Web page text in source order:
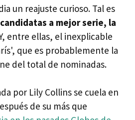
un reajuste curioso. Tal es
a mejor serie, la
entre ellas, el inexplicable
que es probablemente la
del total de nominadas.
por Lily Collins se cuela en
de su más que